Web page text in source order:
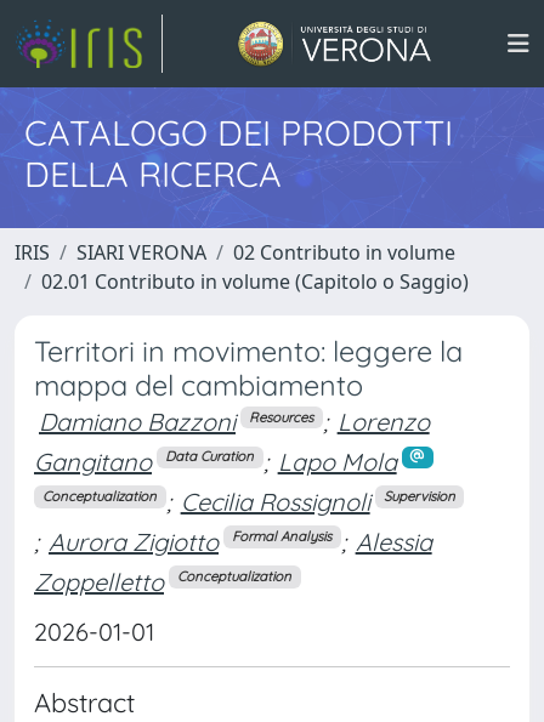
CATALOGO DEI PRODOTTI
DELLA RICERCA
IRIS SIARI VERONA
02 Contributo in volume
02.01 Contributo in volume (Capitolo o Saggio)
Territori in movimento: leggere la
mappa del cambiamento
Damiano Bazzoni Resources ; Lorenzo
Gangitano
Data Curation ; Lapo Mola
Conceptualization ; Cecilia Rossignoli Supervision
; Aurora Zigiotto Formal Analysis ; Alessia
Zoppelletto
Conceptualization
2026-01-01
Abstract